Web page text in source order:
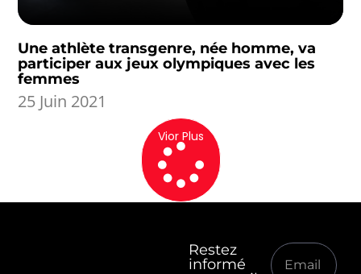
Une athlète transgenre, née homme, va
participer aux jeux olympiques avec les
femmes
25 Juin 2021
Vior Plus
Restez
informé